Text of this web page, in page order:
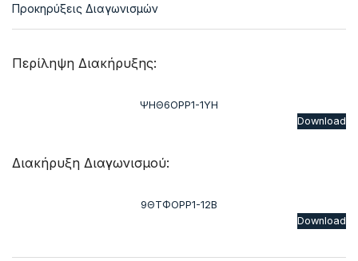
Προκηρύξεις Διαγωνισμών
Περίληψη Διακήρυξης:
ΨΗΘ6ΟΡΡ1-1ΥΗ
Download
Διακήρυξη Διαγωνισμού:
9ΘΤΦΟΡΡ1-12Β
Download